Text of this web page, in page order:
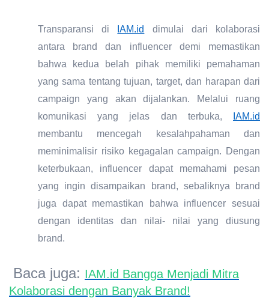
Transparansi di IAM.id
dimulai dari kolaborasi
antara brand dan influencer demi memastikan
bahwa kedua belah pihak memiliki pemahaman
yang sama tentang tujuan, target, dan harapan dari
campaign yang akan dijalankan. Melalui ruang
komunikasi yang jelas dan terbuka,
IAM.id
membantu mencegah kesalahpahaman dan
meminimalisir risiko kegagalan campaign. Dengan
keterbukaan, influencer dapat memahami pesan
yang ingin disampaikan brand, sebaliknya brand
juga dapat memastikan bahwa influencer sesuai
dengan identitas dan nilai- nilai yang diusung
brand.
Baca juga: IAM.id Bangga Menjadi Mitra
Kolaborasi dengan Banyak Brand!